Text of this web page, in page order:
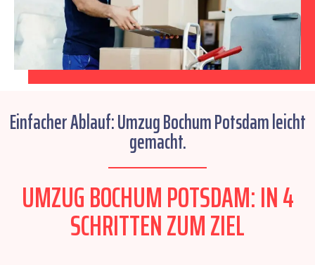
Einfacher Ablauf: Umzug Bochum Potsdam leicht
gemacht.
UMZUG BOCHUM POTSDAM: IN 4
SCHRITTEN ZUM ZIEL